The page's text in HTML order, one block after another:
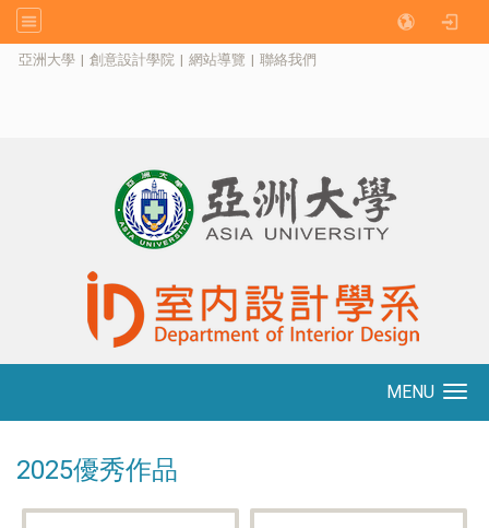
亞洲大學 | 創意設計學院 | 網站導覽 | 聯絡我們
MENU
2025優秀作品